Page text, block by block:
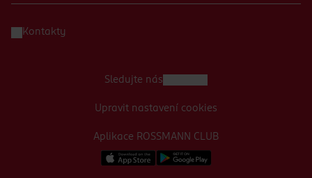
Kontakty
Aplikace ROSSMANN CLUB
Sledujte nás
Upravit nastavení cookies